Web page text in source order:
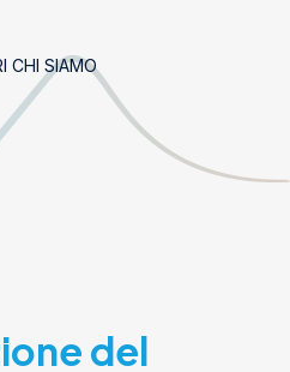
CHI SIAMO
del